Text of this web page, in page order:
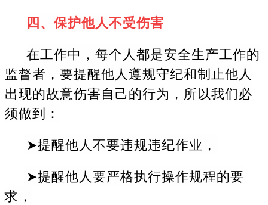
四、保护他人不受伤害
在工作中，每个人都是安全生产工作的
监督者，要提醒他人遵规守纪和制止他人
出现的故意伤害自己的行为，所以我们必
须做到：
➤提醒他人不要违规违纪作业，
➤提醒他人要严格执行操作规程的要
求，